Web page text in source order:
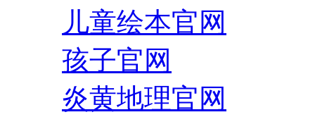
儿童绘本官网
孩子官网
炎黄地理官网